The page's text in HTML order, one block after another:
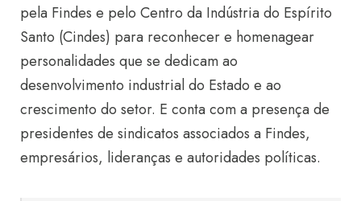
pela Findes e pelo Centro da Indústria do Espírito
Santo (Cindes) para reconhecer e homenagear
personalidades que se dedicam ao
desenvolvimento industrial do Estado e ao
crescimento do setor. E conta com a presença de
presidentes de sindicatos associados a Findes,
empresários, lideranças e autoridades políticas.